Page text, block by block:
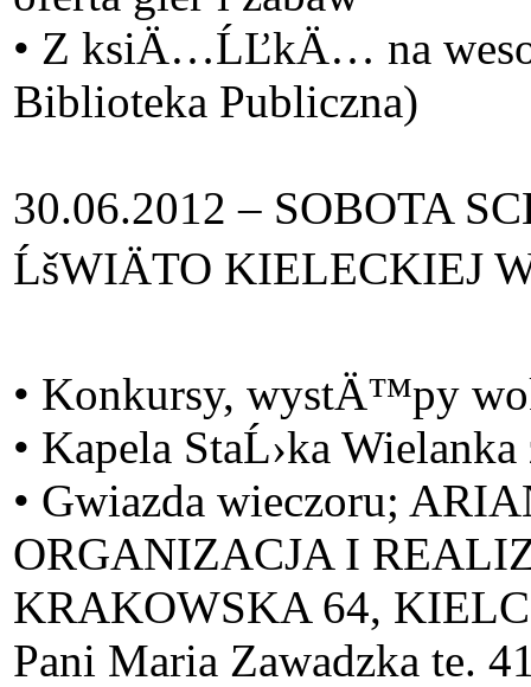
• Z ksiÄ…ĹĽkÄ… na
Biblioteka Publiczna)
30.06.2012 – SOBOTA
ĹšWIÄTO KIELECKIEJ
• Konkursy, wystÄ™py
• Kapela StaĹ›ka
• Gwiazda wieczoru;
ORGANIZACJA I
KRAKOWSKA 64,
Pani Maria Zawadzka te.